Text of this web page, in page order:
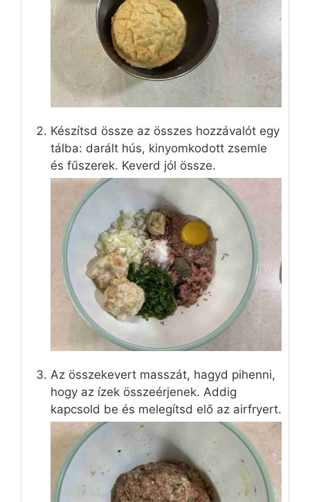
Készítsd össze az összes hozzávalót egy
tálba: darált hús, kinyomkodott zsemle
és fűszerek. Keverd jól össze.
Az összekevert masszát, hagyd pihenni,
hogy az ízek összeérjenek. Addig
kapcsold be és melegítsd elő az airfryert.